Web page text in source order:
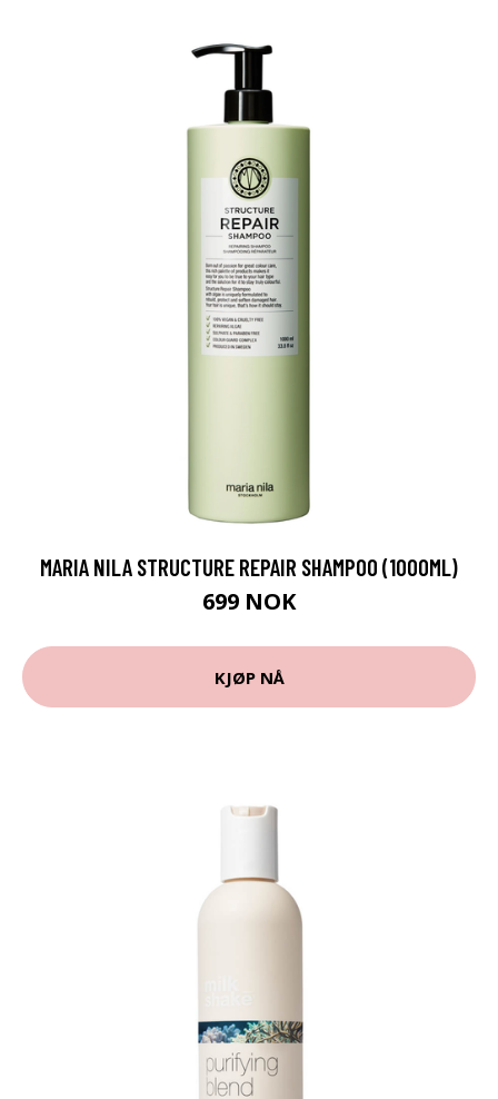
MARIA NILA STRUCTURE REPAIR SHAMPOO (1000ML)
699 NOK
KJØP NÅ